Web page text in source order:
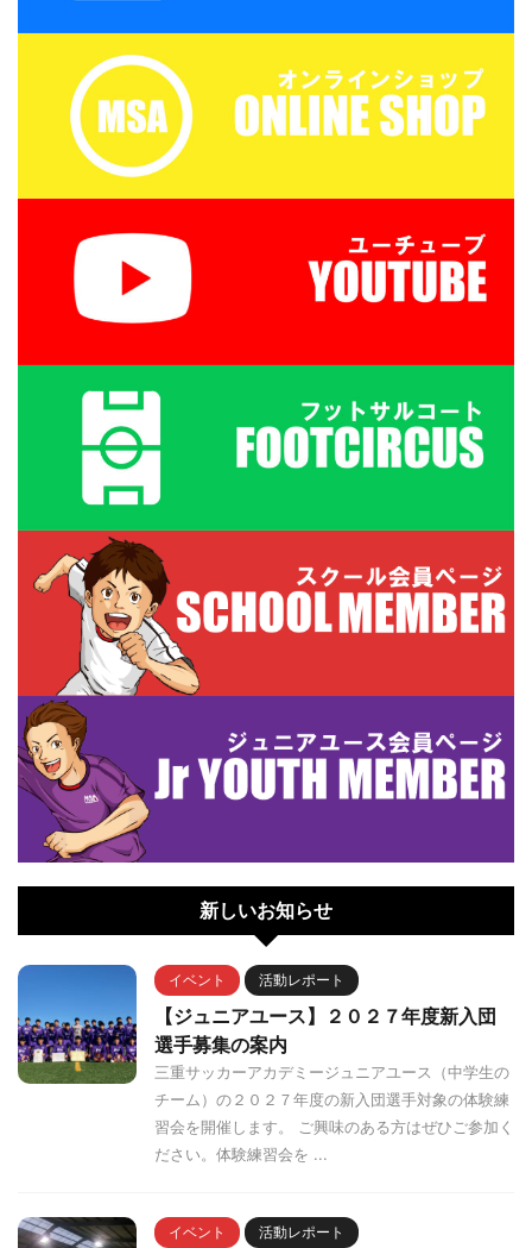
新しいお知らせ
イベント 活動レポート
【ジュニアユース】２０２７年度新入団
選手募集の案内
三重サッカーアカデミージュニアユース（中学生の
チーム）の２０２７年度の新入団選手対象の体験練
習会を開催します。 ご興味のある方はぜひご参加く
ださい。体験練習会を ...
イベント 活動レポート